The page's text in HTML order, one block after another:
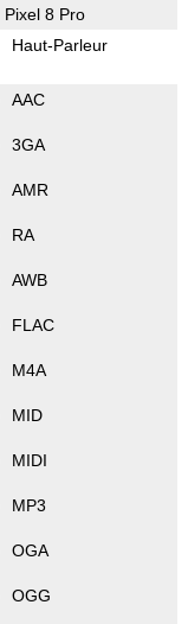
Pixel 8 Pro
Haut-Parleur
AAC
3GA
AMR
RA
AWB
FLAC
M4A
MID
MIDI
MP3
OGA
OGG